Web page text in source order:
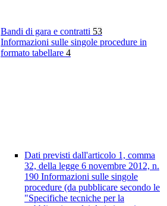
Bandi di gara e contratti 53
Informazioni sulle singole procedure in
formato tabellare 4
Dati previsti dall'articolo 1, comma
32, della legge 6 novembre 2012, n.
190 Informazioni sulle singole
procedure (da pubblicare secondo le
"Specifiche tecniche per la